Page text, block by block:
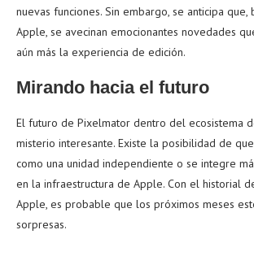
nuevas funciones. Sin embargo, se anticipa
Apple, se avecinan emocionantes novedades
aún más la experiencia de edición.
Mirando hacia el futuro
El futuro de Pixelmator dentro del ecosistema
misterio interesante. Existe la posibilidad de
como una unidad independiente o se integre
en la infraestructura de Apple. Con el historial
Apple, es probable que los próximos meses
sorpresas.